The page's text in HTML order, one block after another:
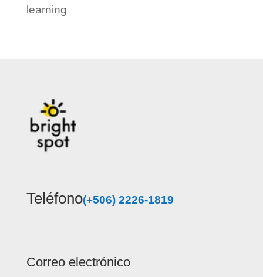
learning
Teléfono(+506) 2226-1819
Correo electrónico